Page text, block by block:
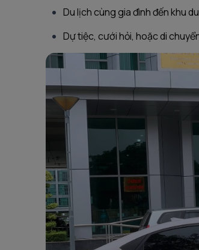
Du lịch cùng gia đình đến khu
Dự tiệc, cưới hỏi, hoặc di